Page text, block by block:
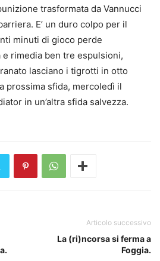
trasformata da Vannucci
E’ un duro colpo per il
minuti di gioco perde
rimedia ben tre espulsioni,
lasciano i tigrotti in otto
prossima sfida, mercoledì il
in un’altra sfida salvezza.
Articolo successivo
La (ri)ncorsa si ferma a
Foggia.